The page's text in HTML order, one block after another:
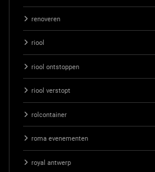
renoveren
riool
riool ontstoppen
riool verstopt
rolcontainer
roma evenementen
royal antwerp